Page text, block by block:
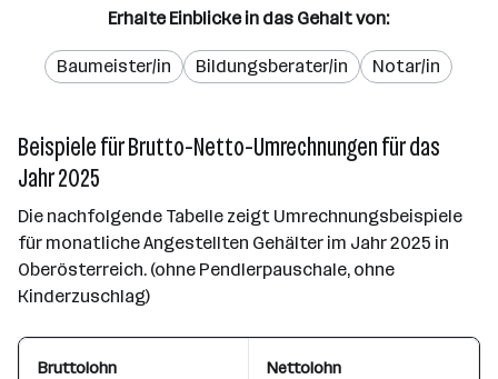
Erhalte Einblicke in das Gehalt von:
Baumeister/in Bildungsberater/in Notar/in
Beispiele für Brutto-Netto-Umrechnungen für das
Jahr 2025
Die nachfolgende Tabelle zeigt Umrechnungsbeispiele
für monatliche Angestellten Gehälter im Jahr 2025 in
Oberösterreich. (ohne Pendlerpauschale, ohne
Kinderzuschlag)
Bruttolohn Nettolohn